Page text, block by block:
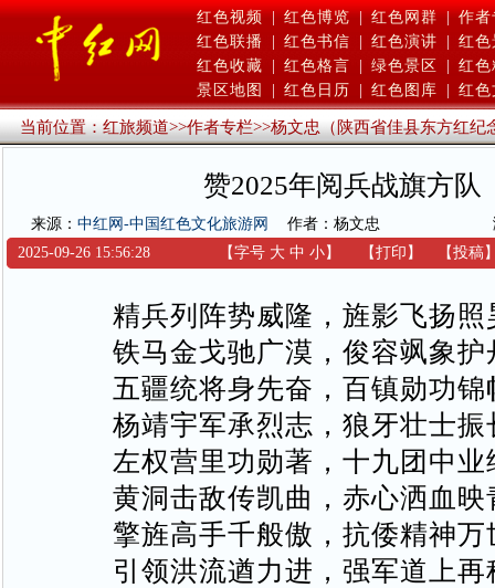
红色视频 | 红色博览 | 红色网群 | 作者
红色联播
红色书信 红色演讲
红色
红色收藏
红色格言 绿色景区
红色
景区地图
红色日历 红色图库 红色
当前位置：红旅频道>>作者专栏>>杨文忠（陕西省佳县东方红纪
赞2025年阅兵战旗方队
来源： 中红网-中国红色文化旅游网 作者：杨文忠
2025-09-26 15:56:28
【字号 大 中 小】 【打印 】 【投稿
精兵列阵势威隆，旌影飞扬照
铁马金戈驰广漠，俊容飒象护
五疆统将身先奋，百镇勋功锦
杨靖宇军承烈志，狼牙壮士振
左权营里功勋著，十九团中业
黄洞击敌传凯曲，赤心洒血映
擎旌高手千般傲，抗倭精神万
引领洪流遒力进，强军道上再